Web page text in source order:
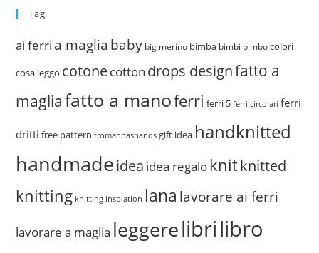
Tag
ai ferri a maglia baby big merino bimba bimbi bimbo colori
cosa leggo cotonecotton drops designfatto a
magliafatto a manoferri ferri 5 ferri circolari ferri
dritti free pattern fromannashands gift idea handknitted
handmadeidea idea regalo knitknitted
knitting knitting inspiation lana lavorare ai ferri
lavorare a maglia leggerelibrilibro